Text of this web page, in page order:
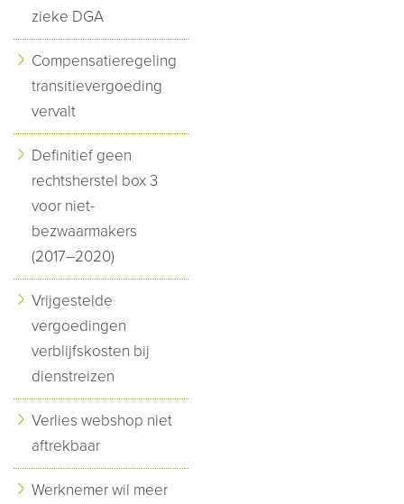
zieke DGA
Compensatieregeling
transitievergoeding
vervalt
Definitief geen
rechtsherstel box 3
voor niet-
bezwaarmakers
(2017–2020)
Vrijgestelde
vergoedingen
verblijfskosten bij
dienstreizen
Verlies webshop niet
aftrekbaar
Werknemer wil meer